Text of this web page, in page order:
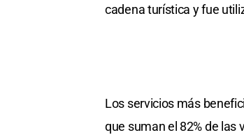
cadena turística y fue
Los servicios más
que suman el 82% de las